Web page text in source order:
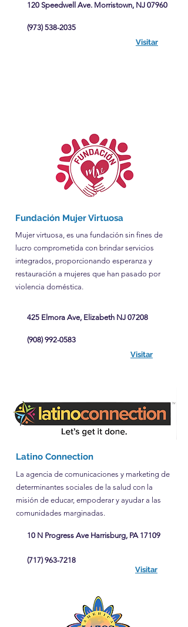
120 Speedwell Ave. Morristown, NJ 07960
(973) 538-2035
Visitar
Fundación Mujer Virtuosa
Mujer virtuosa, es una fundación sin fines de
lucro comprometida con brindar servicios
integrados, proporcionando esperanza y
restauración a mujeres que han pasado por
violencia doméstica.
425 Elmora Ave, Elizabeth NJ 07208
(908) 992-0583
Visitar
Latino Connection
La agencia de comunicaciones y marketing de
determinantes sociales de la salud con la
misión de educar, empoderar y ayudar a las
comunidades marginadas.
10 N Progress Ave Harrisburg, PA 17109
(717) 963-7218
Visitar